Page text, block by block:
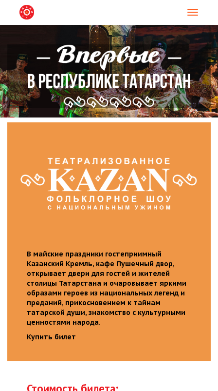
В майские праздники гостеприимный
Казанский Кремль, кафе Пушечный двор,
открывает двери для гостей и жителей
столицы Татарстана и очаровывает яркими
образами героев из национальных легенд и
преданий, прикосновением к тайнам
татарской души, знакомство с культурными
ценностями народа.
Купить билет